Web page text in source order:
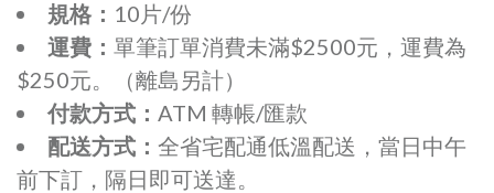
規格： 10片/份
運費： 單筆訂單消費未滿$2500元，運費為
$250元。（離島另計）
付款方式： ATM 轉帳/匯款
配送方式： 全省宅配通低溫配送，當日中午
前下訂，隔日即可送達。